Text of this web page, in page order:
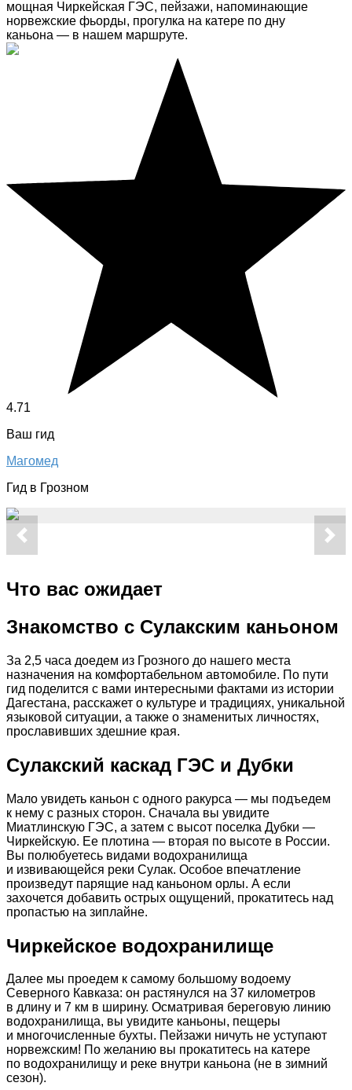
мощная Чиркейская ГЭС, пейзажи, напоминающие
норвежские фьорды, прогулка на катере по дну
каньона — в нашем маршруте.
4.71
Ваш гид
Магомед
Гид в Грозном
Что вас ожидает
Знакомство с Сулакским каньоном
За 2,5 часа доедем из Грозного до нашего места
назначения на комфортабельном автомобиле. По пути
гид поделится с вами интересными фактами из истории
Дагестана, расскажет о культуре и традициях, уникальной
языковой ситуации, а также о знаменитых личностях,
прославивших здешние края.
Сулакский каскад ГЭС и Дубки
Мало увидеть каньон с одного ракурса — мы подъедем
к нему с разных сторон. Сначала вы увидите
Миатлинскую ГЭС, а затем с высот поселка Дубки —
Чиркейскую. Ее плотина — вторая по высоте в России.
Вы полюбуетесь видами водохранилища
и извивающейся реки Сулак. Особое впечатление
произведут парящие над каньоном орлы. А если
захочется добавить острых ощущений, прокатитесь над
пропастью на зиплайне.
Чиркейское водохранилище
Далее мы проедем к самому большому водоему
Северного Кавказа: он растянулся на 37 километров
в длину и 7 км в ширину. Осматривая береговую линию
водохранилища, вы увидите каньоны, пещеры
и многочисленные бухты. Пейзажи ничуть не уступают
норвежским! По желанию вы прокатитесь на катере
по водохранилищу и реке внутри каньона (не в зимний
сезон).